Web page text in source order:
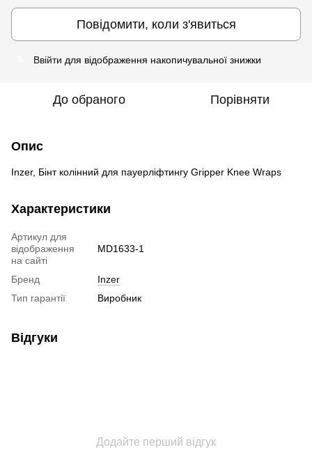
Повідомити, коли з'явиться
Ввійти для відображення накопичувальної знижки
До обраного Порівняти
Опис
Inzer, Бінт колінний для пауерліфтингу Gripper Knee Wraps
Характеристики
Артикул для
відображення
на сайті
MD1633-1
Бренд
Inzer
Тип гарантії
Виробник
Відгуки
Додайте перший відгук